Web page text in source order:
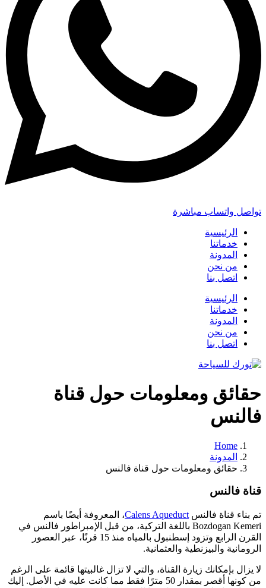
تواصل واتساب مباشرة
الرئيسية
خدماتنا
المدونة
من نحن
اتصل بنا
الرئيسية
خدماتنا
المدونة
من نحن
اتصل بنا
حقائق ومعلومات حول قناة
فالنس
Home
المدونة
حقائق ومعلومات حول قناة فالنس
قناة فالنس
تم بناء قناة فالنس Calens Aqueduct، المعروفة أيضًا باسم
Bozdogan Kemeri باللغة التركية، من قبل الإمبراطور فالنس في
القرن الرابع وتزود إسطنبول بالمياه منذ 15 قرنًا، عبر العصور
الرومانية والبيزنطية والعثمانية.
لا يزال بإمكانك زيارة القناة، والتي لا تزال غالبيتها قائمة على الرغم
من كونها أقصر بمقدار 50 مترًا فقط مما كانت عليه في الأصل. إليك